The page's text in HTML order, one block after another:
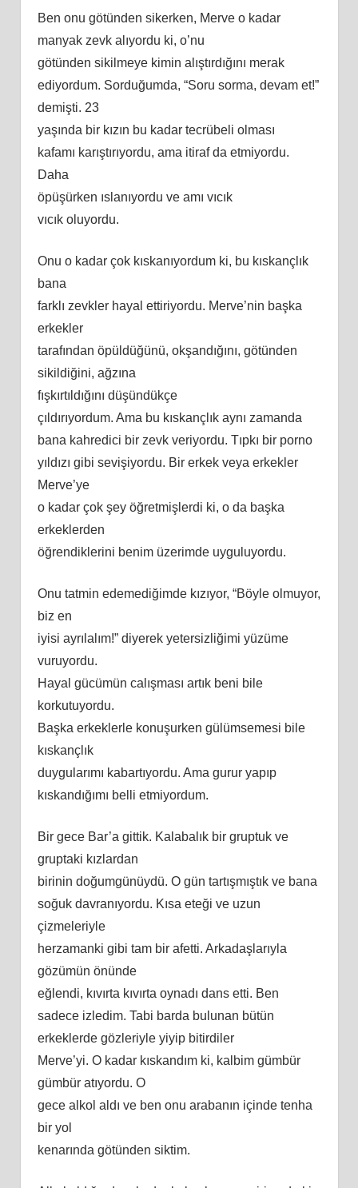
Ben onu götünden sikerken, Merve o kadar
manyak zevk alıyordu ki, o’nu
götünden sikilmeye kimin alıştırdığını merak
ediyordum. Sorduğumda, “Soru sorma, devam et!”
demişti. 23
yaşında bir kızın bu kadar tecrübeli olması
kafamı karıştırıyordu, ama itiraf da etmiyordu.
Daha
öpüşürken ıslanıyordu ve amı vıcık
vıcık oluyordu.
Onu o kadar çok kıskanıyordum ki, bu kıskançlık
bana
farklı zevkler hayal ettiriyordu. Merve’nin başka
erkekler
tarafından öpüldüğünü, okşandığını, götünden
sikildiğini, ağzına
fışkırtıldığını düşündükçe
çıldırıyordum. Ama bu kıskançlık aynı zamanda
bana kahredici bir zevk veriyordu. Tıpkı bir porno
yıldızı gibi sevişiyordu. Bir erkek veya erkekler
Merve’ye
o kadar çok şey öğretmişlerdi ki, o da başka
erkeklerden
öğrendiklerini benim üzerimde uyguluyordu.
Onu tatmin edemediğimde kızıyor, “Böyle olmuyor,
biz en
iyisi ayrılalım!” diyerek yetersizliğimi yüzüme
vuruyordu.
Hayal gücümün calışması artık beni bile
korkutuyordu.
Başka erkeklerle konuşurken gülümsemesi bile
kıskançlık
duygularımı kabartıyordu. Ama gurur yapıp
kıskandığımı belli etmiyordum.
Bir gece Bar’a gittik. Kalabalık bir gruptuk ve
gruptaki kızlardan
birinin doğumgünüydü. O gün tartışmıştık ve bana
soğuk davranıyordu. Kısa eteği ve uzun
çizmeleriyle
herzamanki gibi tam bir afetti. Arkadaşlarıyla
gözümün önünde
eğlendi, kıvırta kıvırta oynadı dans etti. Ben
sadece izledim. Tabi barda bulunan bütün
erkeklerde gözleriyle yiyip bitirdiler
Merve’yi. O kadar kıskandım ki, kalbim gümbür
gümbür atıyordu. O
gece alkol aldı ve ben onu arabanın içinde tenha
bir yol
kenarında götünden siktim.